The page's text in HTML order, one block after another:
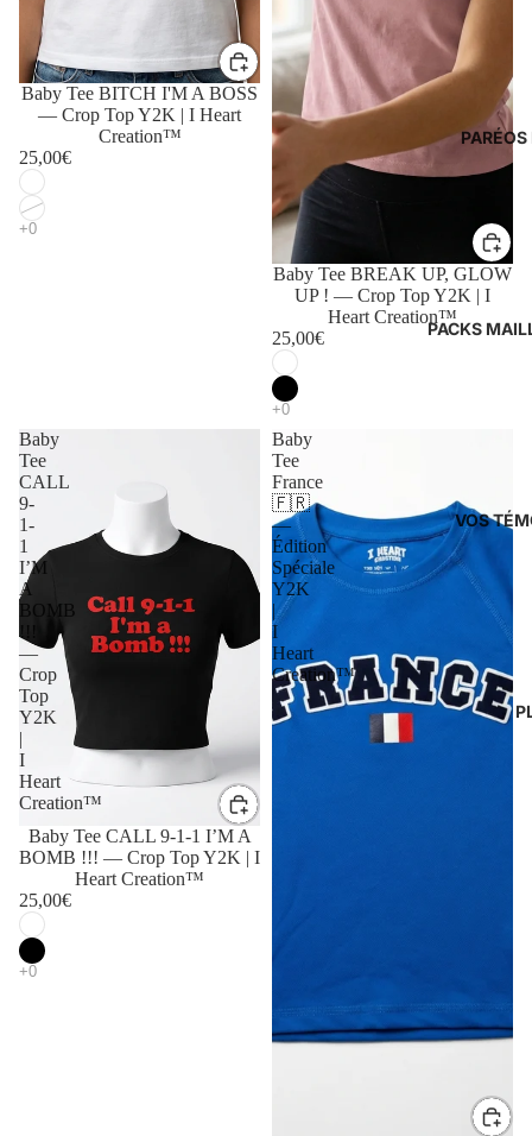
PARÉOS
PACKS
VOS
Baby Tee BITCH I'M A BOSS
— Crop Top Y2K | I Heart
Creation™
25,00€
Baby Tee BREAK UP, GLOW
UP ! — Crop Top Y2K | I
Heart Creation™
25,00€
Baby
Tee
CALL
9-
1-
1
I’M
A
BOMB
!!!
—
Crop
Top
Y2K
|
I
Heart
Creation™
Baby Tee CALL 9-1-1 I’M A
BOMB !!! — Crop Top Y2K | I
Heart Creation™
25,00€
Baby
Tee
France
🇫🇷
—
Édition
Spéciale
Y2K
|
I
Heart
Creation™